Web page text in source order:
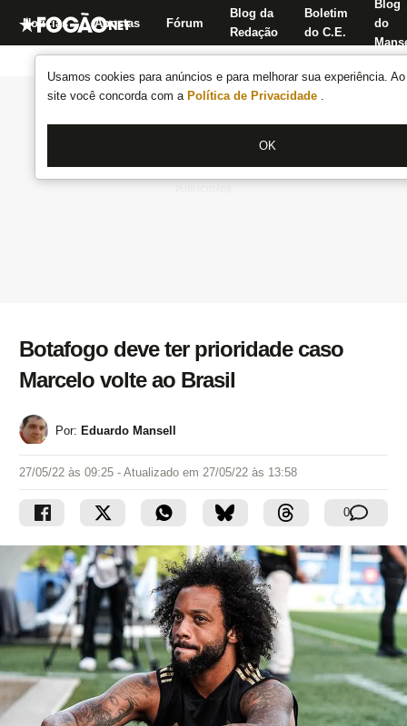
Usamos cookies para anúncios e para melhorar sua experiência.
site você concorda com a Política de Privacidade .
OK
Notícias Apostas Fórum
Blog da
Redação
Boletim
do C.E.
Blog
do
Botafogo deve ter prioridade caso
Marcelo volte ao Brasil
Por: Eduardo Mansell
27/05/22 às 09:25 - Atualizado em 27/05/22 às 13:58
0